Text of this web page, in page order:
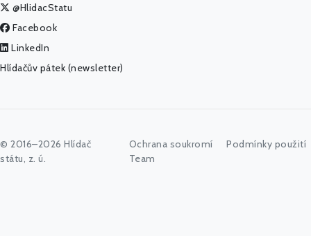
@HlidacStatu
Facebook
LinkedIn
Hlídačův pátek (newsletter)
© 2016–2026 Hlídač
státu, z. ú.
Ochrana soukromí
Podmínky použití
Team